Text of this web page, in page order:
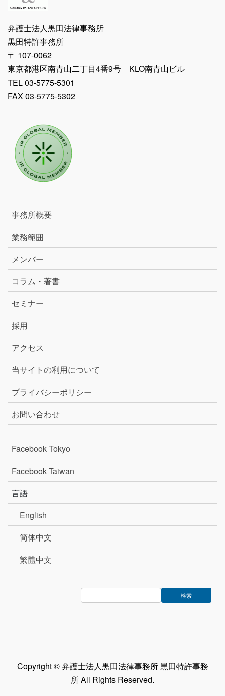
弁護士法人黒田法律事務所
黒田特許事務所
〒 107-0062
東京都港区南青山二丁目4番9号 KLO南青山ビル
TEL 03-5775-5301
FAX 03-5775-5302
事務所概要
業務範囲
メンバー
コラム・著書
セミナー
採用
アクセス
当サイトの利用について
プライバシーポリシー
お問い合わせ
Facebook Tokyo
Facebook Taiwan
言語
English
简体中文
繁體中文
Copyright © 弁護士法人黒田法律事務所 黒田特許事務
所 All Rights Reserved.